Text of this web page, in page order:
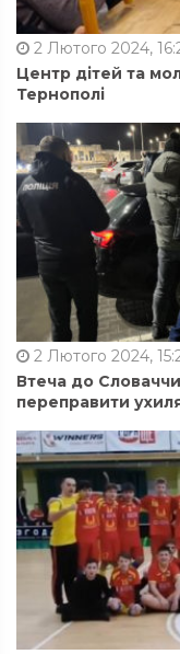
2 Лютого 2024,
Центр дітей та
Тернополі
2 Лютого 2024,
Втеча до
переправити